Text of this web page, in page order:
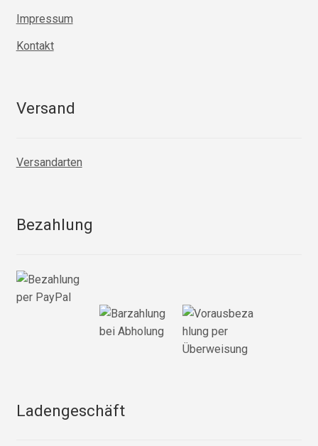
Impressum
Kontakt
Versand
Versandarten
Bezahlung
Ladengeschäft